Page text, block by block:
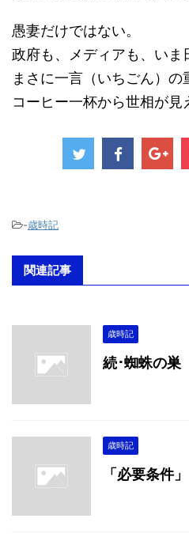
愚妻だけではない。
政府も、メディアも、いま
まさに一言（いちごん）の
コーヒー一杯から世相が見
-歳時記
関連記事
歳時記
続･蜘蛛の巣
歳時記
「必要条件